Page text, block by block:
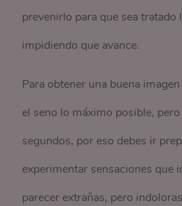
prevenirlo para que sea
impidiendo que avance.
Para obtener una buena
el seno lo máximo posible,
segundos, por eso debes ir
experimentar sensaciones que
parecer extrañas, pero